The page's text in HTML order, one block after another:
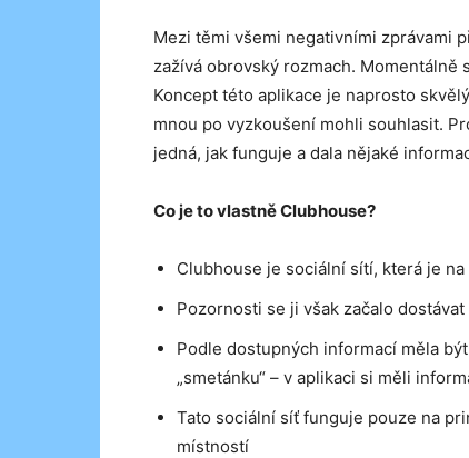
Mezi těmi všemi negativními zprávami
zažívá obrovský rozmach. Momentálně
Koncept této aplikace je naprosto
mnou po vyzkoušení mohli souhlasit.
jedná, jak funguje a dala nějaké
Co je to vlastně Clubhouse?
Clubhouse je sociální sítí, která je
Pozornosti se ji však začalo
Podle dostupných informací měla
„smetánku“ – v aplikaci si měli
Tato sociální síť funguje pouze na
místností